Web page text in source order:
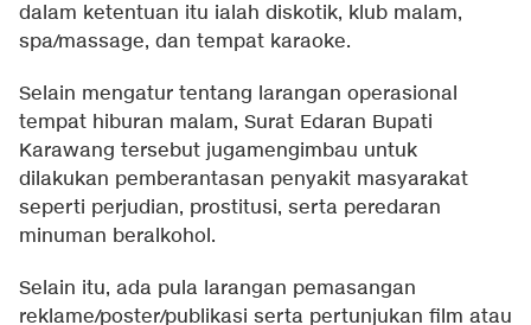
dalam ketentuan itu ialah diskotik, klub malam,
spa/massage, dan tempat karaoke.
Selain mengatur tentang larangan operasional
tempat hiburan malam, Surat Edaran Bupati
Karawang tersebut jugamengimbau untuk
dilakukan pemberantasan penyakit masyarakat
seperti perjudian, prostitusi, serta peredaran
minuman beralkohol.
Selain itu, ada pula larangan pemasangan
reklame/poster/publikasi serta pertunjukan film atau